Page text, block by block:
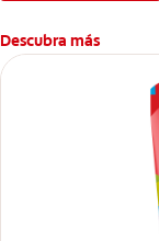
Descubra más